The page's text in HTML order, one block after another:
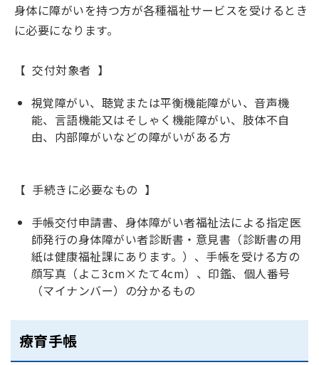
身体に障がいを持つ方が各種福祉サービスを受けるとき
に必要になります。
【 交付対象者 】
視覚障がい、聴覚または平衡機能障がい、音声機
能、言語機能又はそしゃく機能障がい、肢体不自
由、内部障がいなどの障がいがある方
【 手続きに必要なもの 】
手帳交付申請書、身体障がい者福祉法による指定医
師発行の身体障がい者診断書・意見書（診断書の用
紙は健康福祉課にあります。）、手帳を受ける方の
顔写真（よこ3cm×たて4cm）、印鑑、個人番号
（マイナンバー）の分かるもの
療育手帳